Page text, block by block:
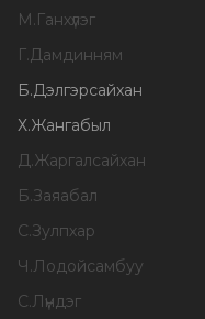
М . Ганхүлэг
Г.Дамдинням
Б.Дэлгэрсайхан
Х.Жангабыл
Д.Жаргалсайхан
Б.Заяабал
С.Зулпхар
Ч .Лодойсамбуу
С.Лүндэг